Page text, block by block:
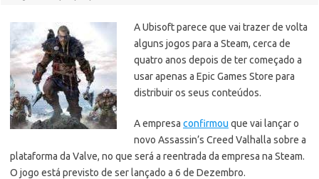
A Ubisoft parece que vai trazer de volta
alguns jogos para a Steam, cerca de
quatro anos depois de ter começado a
usar apenas a Epic Games Store para
distribuir os seus conteúdos.
A empresa confirmou que vai lançar o
novo Assassin’s Creed Valhalla sobre a
plataforma da Valve, no que será a reentrada da empresa na Steam.
O jogo está previsto de ser lançado a 6 de Dezembro.